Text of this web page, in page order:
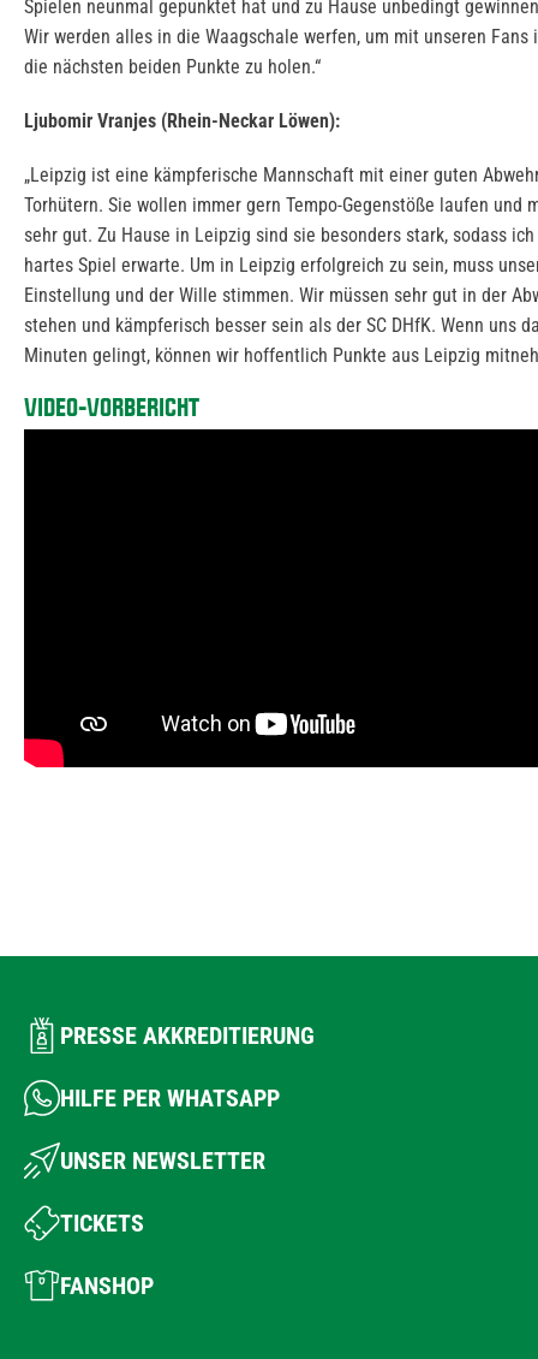
Spielen neunmal gepunktet hat und zu Hause unbedingt
Wir werden alles in die Waagschale werfen, um mit unseren Fans
die nächsten beiden Punkte zu holen.“
Ljubomir Vranjes (Rhein-Neckar Löwen):
„Leipzig ist eine kämpferische Mannschaft mit einer guten
Torhütern. Sie wollen immer gern Tempo-Gegenstöße laufen und
sehr gut. Zu Hause in Leipzig sind sie besonders stark, sodass
hartes Spiel erwarte. Um in Leipzig erfolgreich zu sein, muss
Einstellung und der Wille stimmen. Wir müssen sehr gut in der
stehen und kämpferisch besser sein als der SC DHfK. Wenn uns
Minuten gelingt, können wir hoffentlich Punkte aus Leipzig
VIDEO-VORBERICHT
PRESSE AKKREDITIERUNG
HILFE PER WHATSAPP
UNSER NEWSLETTER
TICKETS
FANSHOP